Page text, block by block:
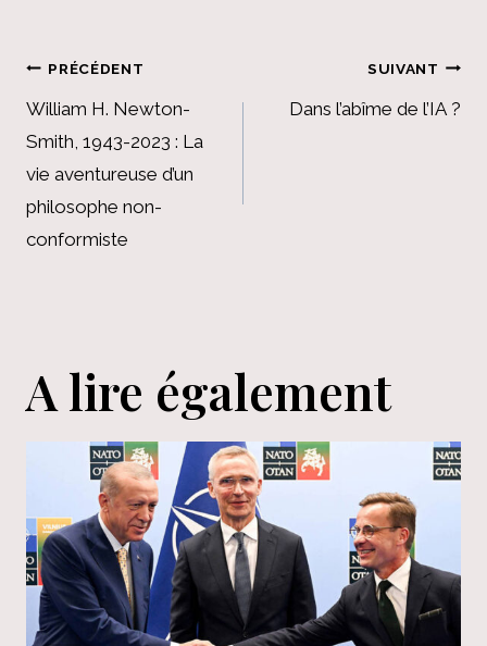
Navigation
de
l’article
PRÉCÉDENT
William H. Newton-
Smith, 1943-2023 : La
vie aventureuse d’un
philosophe non-
conformiste
SUIVANT
Dans l’abîme de l’IA ?
A lire également